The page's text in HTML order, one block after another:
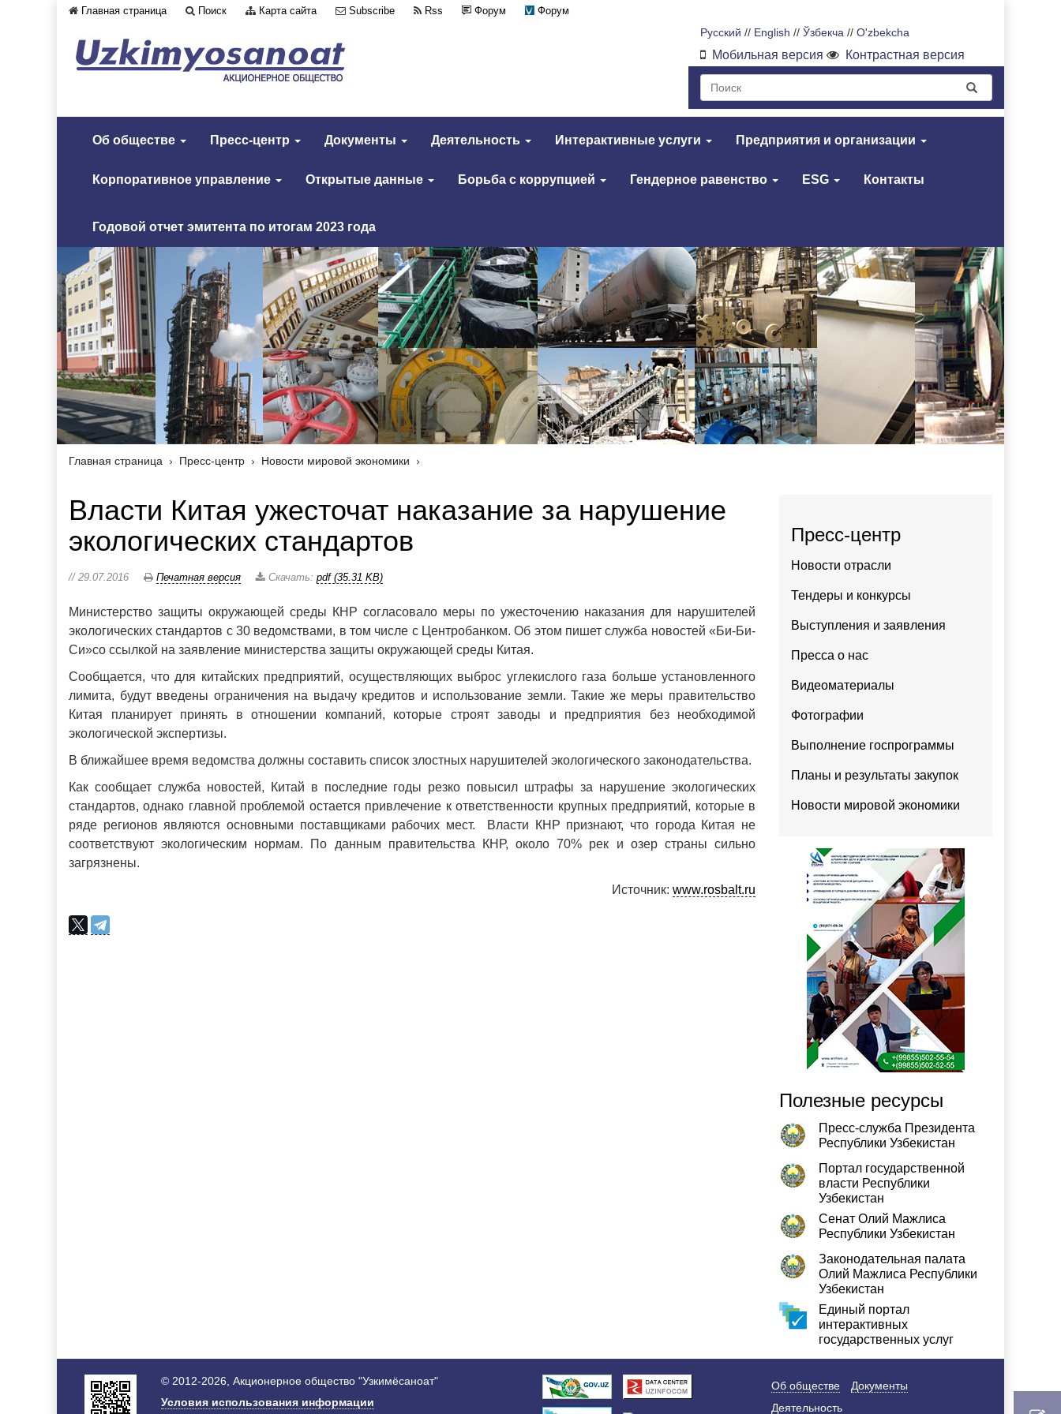
Главная страница Поиск Карта сайта Subscribe Rss Форум
Форум
Русский // English // Ўзбекча // O'zbekcha
Мобильная версия Контрастная версия
Об обществе Пресс-центр Документы Деятельность Интерактивные услуги Предприятия и организации
Корпоративное управление Открытые данные Борьба с коррупцией Гендерное равенство ESG Контакты
Годовой отчет эмитента по итогам 2023 года
Главная страница Пресс-центр Новости мировой экономики
Власти Китая ужесточат наказание за нарушение
экологических стандартов
// 29.07.2016 Печатная версия Скачать: pdf (35.31 KB)
Министерство защиты окружающей среды КНР согласовало меры по ужесточению наказания для нарушителей
экологических стандартов с 30 ведомствами, в том числе с Центробанком. Об этом пишет служба новостей «Би-Би-
Си»со ссылкой на заявление министерства защиты окружающей среды Китая.
Сообщается, что для китайских предприятий, осуществляющих выброс углекислого газа больше установленного
лимита, будут введены ограничения на выдачу кредитов и использование земли. Такие же меры правительство
Китая планирует принять в отношении компаний, которые строят заводы и предприятия без необходимой
экологической экспертизы.
В ближайшее время ведомства должны составить список злостных нарушителей экологического законодательства.
Как сообщает служба новостей, Китай в последние годы резко повысил штрафы за нарушение экологических
стандартов, однако главной проблемой остается привлечение к ответственности крупных предприятий, которые в
ряде регионов являются основными поставщиками рабочих мест. Власти КНР признают, что города Китая не
соответствуют экологическим нормам. По данным правительства КНР, около 70% рек и озер страны сильно
загрязнены.
Источник: www.rosbalt.ru
Пресс-центр
Новости отрасли
Тендеры и конкурсы
Выступления и заявления
Пресса о нас
Видеоматериалы
Фотографии
Выполнение госпрограммы
Планы и результаты закупок
Новости мировой экономики
Полезные ресурсы
Пресс-служба Президента
Республики Узбекистан
Портал государственной
власти Республики
Узбекистан
Сенат Олий Мажлиса
Республики Узбекистан
Законодательная палата
Олий Мажлиса Республики
Узбекистан
Единый портал
интерактивных
государственных услуг
© 2012-2026, Акционерное общество "Узкимёсаноат"
Условия использования информации
Об обществе
Документы
Деятельность